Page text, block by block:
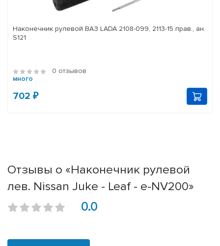
Наконечник рулевой ВАЗ LADA 2108-099, 2113-15 прав., ан.
S121
0 отзывов
много
702 ₽
Отзывы о «Наконечник рулевой
лев. Nissan Juke - Leaf - e-NV200»
0.0